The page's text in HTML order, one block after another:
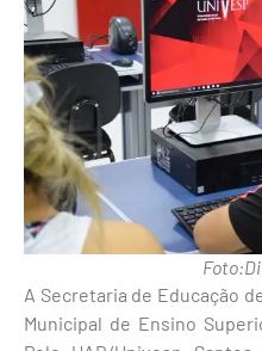
A Secretaria de Educação
Municipal de Ensino